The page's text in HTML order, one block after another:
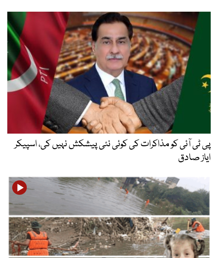
پی ٹی آئی کو مذاکرات کی کوئی نئی پیشکش نہیں کی، اسپیکر
ایاز صادق